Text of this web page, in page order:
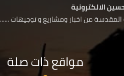
الالكترونية
من اخبار ومشاريع و توجيهات ......
مواقع ذات صلة